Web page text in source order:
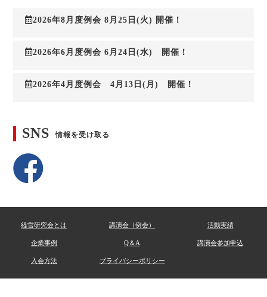
2026年8月度例会 8月25日(火) 開催！
2026年6月度例会 6月24日(水) 開催！
2026年4月度例会 4月13日(月) 開催！
SNS 情報を受け取る
経営研究会とは 講演会（例会） 活動実績
企業事例 Q＆A 講演会参加申込
入会方法 プライバシーポリシー